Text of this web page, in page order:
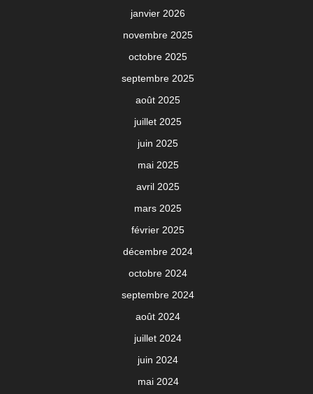
janvier 2026
novembre 2025
octobre 2025
septembre 2025
août 2025
juillet 2025
juin 2025
mai 2025
avril 2025
mars 2025
février 2025
décembre 2024
octobre 2024
septembre 2024
août 2024
juillet 2024
juin 2024
mai 2024